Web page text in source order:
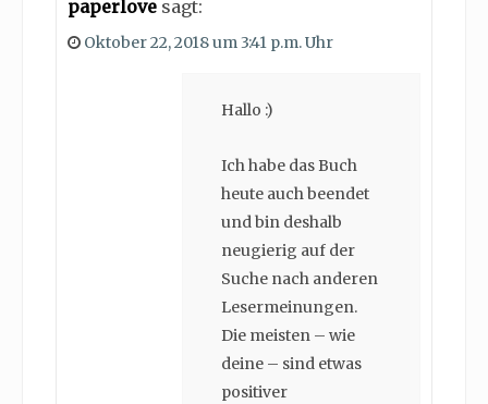
paperlove sagt:
Oktober 22, 2018 um 3:41 p.m. Uhr
Hallo :)
Ich habe das Buch
heute auch beendet
und bin deshalb
neugierig auf der
Suche nach anderen
Lesermeinungen.
Die meisten – wie
deine – sind etwas
positiver